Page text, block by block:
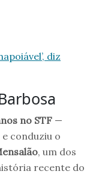
diz
no STF —
conduziu o
, um dos
recente do